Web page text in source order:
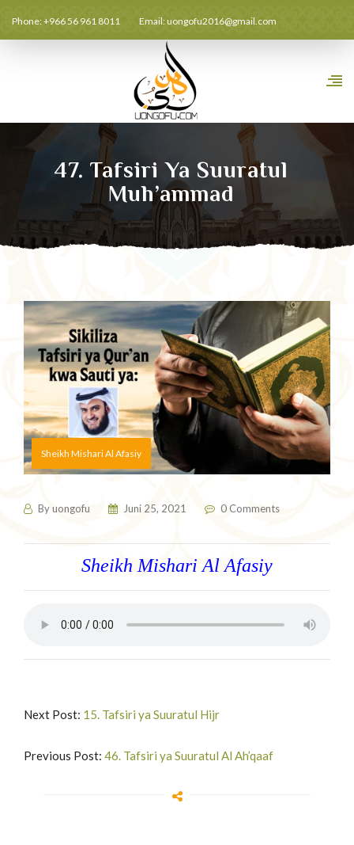
Phone: +966 56 961 8011 Email:uongofu2016@gmail.com
47. Tafsiri Ya Suuratul
Muh’ammad
Sheikh Mishari Al Afasiy
Byuongofu Juni 25, 2021 0 Comments
Sheikh Mishari Al Afasiy
Next Post: 15. Tafsiri ya Suuratul Hijr
Previous Post: 46. Tafsiri ya Suuratul Al Ah’qaaf